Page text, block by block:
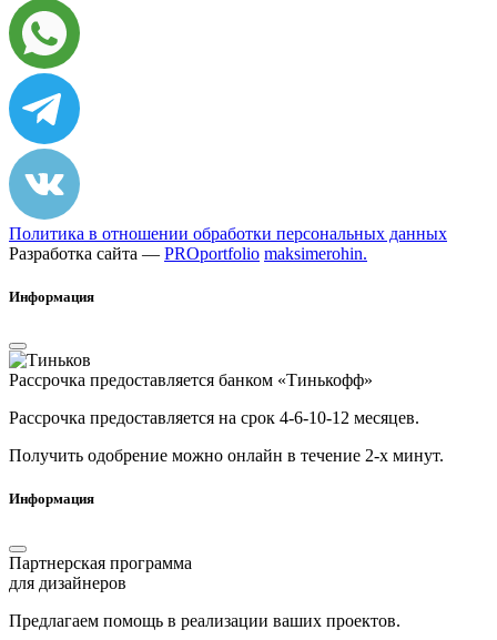
Политика в отношении обработки персональных данных
Разработка сайта — PROportfolio maksimerohin.
Информация
Рассрочка предоставляется банком «Тинькофф»
Рассрочка предоставляется на срок 4-6-10-12 месяцев.
Получить одобрение можно онлайн в течение 2-х минут.
Информация
Партнерская программа
для дизайнеров
Предлагаем помощь в реализации ваших проектов.